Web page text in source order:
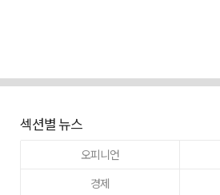
섹션별 뉴스
오피니언
경제